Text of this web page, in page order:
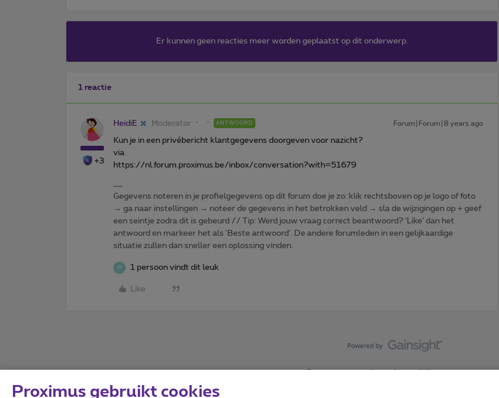
Er kunnen geen reacties meer worden geplaatst op dit onderwerp.
1 reactie
+3
HeidiE Moderator ANTWOORD Forum|Forum|8 years ago
Kun je in een privébericht klantgegevens doorgeven voor nazicht?
via
https://nl.forum.proximus.be/inbox/conversation?with=51679
Gegevens noteren in je profielgegevens op dit forum doe je zo: klik rechtsboven op je logo of foto
→ ga naar instellingen → noteer de gegevens in het betrokken veld → sla de wijzigingen op + geef
een seintje zodra dit is gebeurd // Tip: Werd jouw vraag correct beantwoord? ‘Like’ dan het
antwoord en markeer het als 'Beste antwoord'. De andere forumleden in een gelijkaardige
situatie zullen dan sneller een oplossing vinden.
W 1 persoon vindt dit leuk
Like
Forumvoorwaarden Accessibility statement
Proximus gebruikt cookies